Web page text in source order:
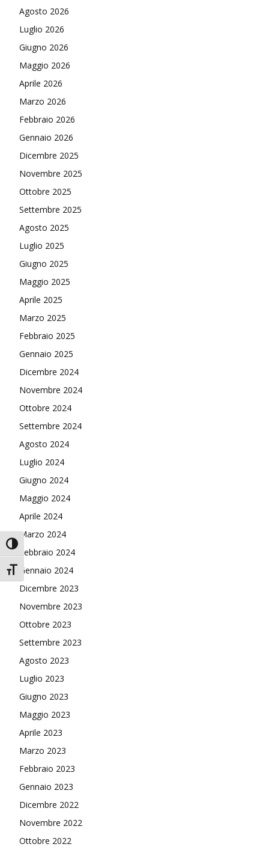
Attiva/disattiva alto contrasto
Attiva/disattiva dimensione testo
Agosto 2026
Luglio 2026
Giugno 2026
Maggio 2026
Aprile 2026
Marzo 2026
Febbraio 2026
Gennaio 2026
Dicembre 2025
Novembre 2025
Ottobre 2025
Settembre 2025
Agosto 2025
Luglio 2025
Giugno 2025
Maggio 2025
Aprile 2025
Marzo 2025
Febbraio 2025
Gennaio 2025
Dicembre 2024
Novembre 2024
Ottobre 2024
Settembre 2024
Agosto 2024
Luglio 2024
Giugno 2024
Maggio 2024
Aprile 2024
Marzo 2024
Febbraio 2024
Gennaio 2024
Dicembre 2023
Novembre 2023
Ottobre 2023
Settembre 2023
Agosto 2023
Luglio 2023
Giugno 2023
Maggio 2023
Aprile 2023
Marzo 2023
Febbraio 2023
Gennaio 2023
Dicembre 2022
Novembre 2022
Ottobre 2022